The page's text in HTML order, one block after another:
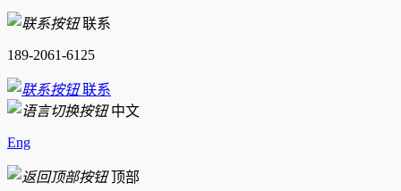
联系
189-2061-6125
联系
中文
Eng
顶部